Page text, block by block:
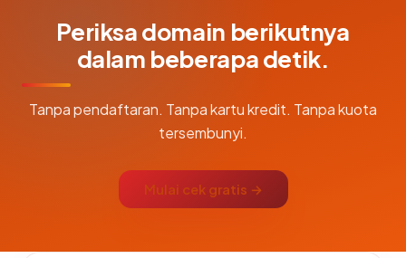
Periksa domain berikutnya
dalam beberapa detik.
Tanpa pendaftaran. Tanpa kartu kredit. Tanpa kuota
tersembunyi.
Mulai cek gratis →